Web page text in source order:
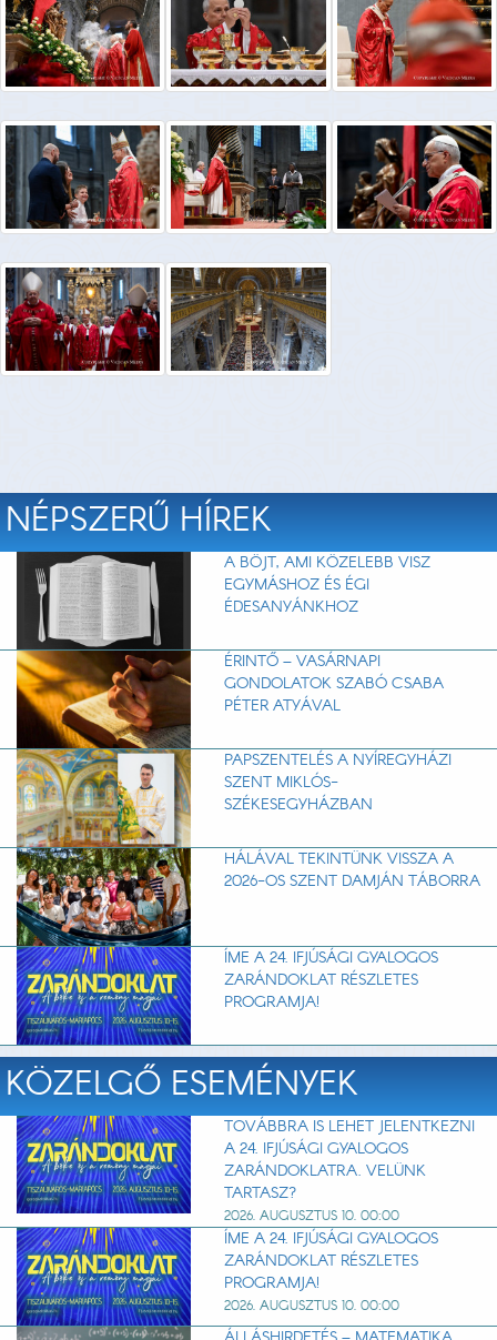
NÉPSZERŰ HÍREK
A BÖJT, AMI KÖZELEBB VISZ
EGYMÁSHOZ ÉS ÉGI
ÉDESANYÁNKHOZ
ÉRINTŐ – VASÁRNAPI
GONDOLATOK SZABÓ CSABA
PÉTER ATYÁVAL
PAPSZENTELÉS A NYÍREGYHÁZI
SZENT MIKLÓS-
SZÉKESEGYHÁZBAN
HÁLÁVAL TEKINTÜNK VISSZA A
2026-OS SZENT DAMJÁN TÁBORRA
ÍME A 24. IFJÚSÁGI GYALOGOS
ZARÁNDOKLAT RÉSZLETES
PROGRAMJA!
KÖZELGŐ ESEMÉNYEK
TOVÁBBRA IS LEHET JELENTKEZNI
A 24. IFJÚSÁGI GYALOGOS
ZARÁNDOKLATRA. VELÜNK
TARTASZ?
2026. AUGUSZTUS 10. 00:00
ÍME A 24. IFJÚSÁGI GYALOGOS
ZARÁNDOKLAT RÉSZLETES
PROGRAMJA!
2026. AUGUSZTUS 10. 00:00